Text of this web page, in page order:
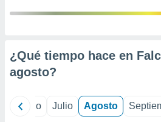
1199
¿Qué tiempo hace en
agosto?
Junio Julio Agosto